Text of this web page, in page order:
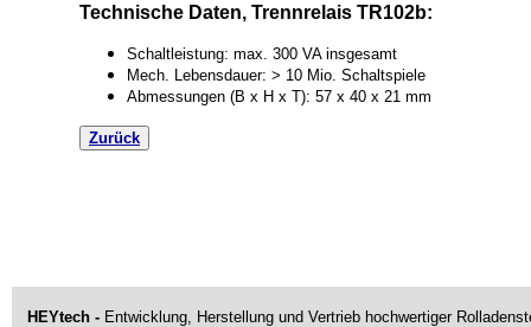
Technische Daten, Trennrelais TR102b:
Schaltleistung: max. 300 VA insgesamt
Mech. Lebensdauer: > 10 Mio. Schaltspiele
Abmessungen (B x H x T): 57 x 40 x 21 mm
Zurück
HEYtech - Entwicklung, Herstellung und Vertrieb hochwertiger